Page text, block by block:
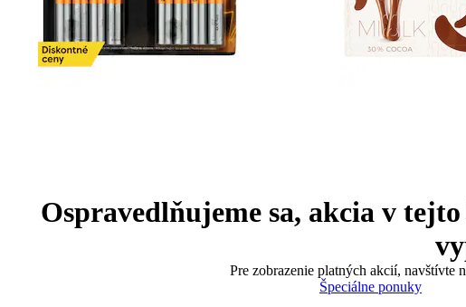
Ospravedlňujeme sa, akcia v
Pre zobrazenie platných akcií, navštívte
Špeciálne ponuky